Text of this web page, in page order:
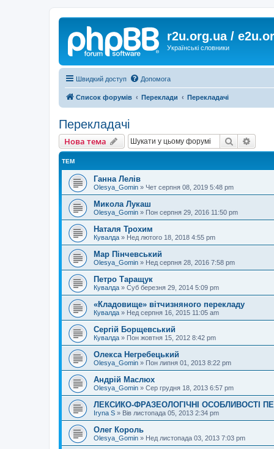
r2u.org.ua /
Українські словники
Швидкий доступ Допомога
Список форумів Переклади Перекладачі
Перекладачі
Нова тема Пошук
ТЕМ
Ганна Лелів
Olesya_Gomin » Чет серпня 08, 2019 5:48 pm
Микола Лукаш
Olesya_Gomin » Пон серпня 29, 2016 11:50 pm
Наталя Трохим
Кувалда » Нед лютого 18, 2018 4:55 pm
Мар Пінчевський
Olesya_Gomin » Нед серпня 28, 2016 7:58 pm
Петро Таращук
Кувалда » Суб березня 29, 2014 5:09 pm
«Кладовище» вітчизняного перекладу
Кувалда » Нед серпня 16, 2015 11:05 am
Сергій Борщевський
Кувалда » Пон жовтня 15, 2012 8:42 pm
Олекса Негребецький
Olesya_Gomin » Пон липня 01, 2013 8:22 pm
Андрій Маслюх
Olesya_Gomin » Сер грудня 18, 2013 6:57 pm
ЛЕКСИКО-ФРАЗЕОЛОГІЧНІ ОСОБЛИВОСТІ
Iryna S » Вів листопада 05, 2013 2:34 pm
Олег Король
Olesya_Gomin » Нед листопада 03, 2013 7:03 pm